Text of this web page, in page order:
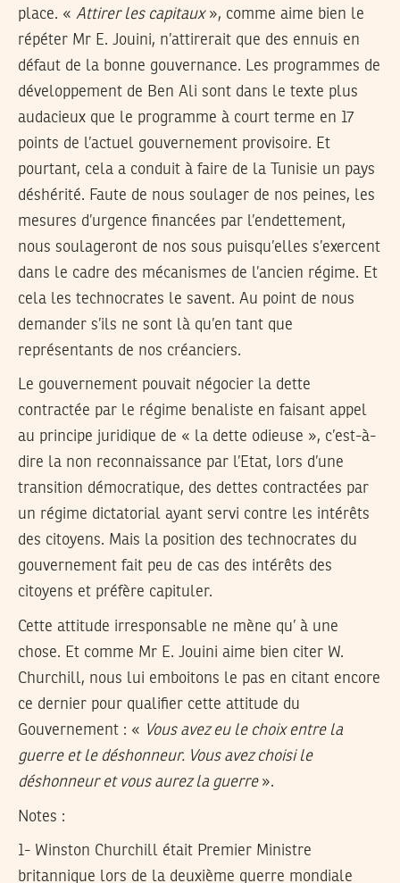
place. « Attirer les capitaux», comme aime bien le
répéter Mr E. Jouini, n’attirerait que des ennuis en
défaut de la bonne gouvernance. Les programmes de
développement de Ben Ali sont dans le texte plus
audacieux que le programme à court terme en 17
points de l’actuel gouvernement provisoire. Et
pourtant, cela a conduit à faire de la Tunisie un pays
déshérité. Faute de nous soulager de nos peines, les
mesures d’urgence financées par l’endettement,
nous soulageront de nos sous puisqu’elles s’exercent
dans le cadre des mécanismes de l’ancien régime. Et
cela les technocrates le savent. Au point de nous
demander s’ils ne sont là qu’en tant que
représentants de nos créanciers.
Le gouvernement pouvait négocier la dette
contractée par le régime benaliste en faisant appel
au principe juridique de « la dette odieuse », c’est-à-
dire la non reconnaissance par l’Etat, lors d’une
transition démocratique, des dettes contractées par
un régime dictatorial ayant servi contre les intérêts
des citoyens. Mais la position des technocrates du
gouvernement fait peu de cas des intérêts des
citoyens et préfère capituler.
Cette attitude irresponsable ne mène qu’ à une
chose. Et comme Mr E. Jouini aime bien citer W.
Churchill, nous lui emboitons le pas en citant encore
ce dernier pour qualifier cette attitude du
Gouvernement : « Vous avez eu le choix entre la
guerre et le déshonneur. Vous avez choisi le
déshonneur et vous aurez la guerre ».
Notes :
1- Winston Churchill était Premier Ministre
britannique lors de la deuxième guerre mondiale